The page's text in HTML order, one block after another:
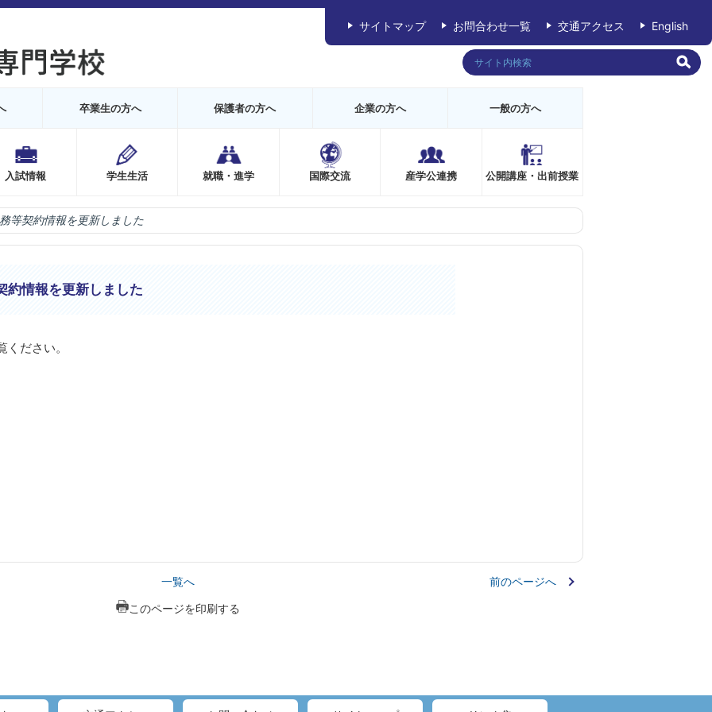
卒業生の方へ 保護者の方へ 企業の方へ 一般の方へ
入試情報 学生生活 就職・進学 国際交流 産学公連携 公開講座・出前授業
サイトマップ お問合わせ一覧 交通アクセス English
等契約情報を更新しました
約情報を更新しました
ください。
一覧へ
前のページへ
このページを印刷する